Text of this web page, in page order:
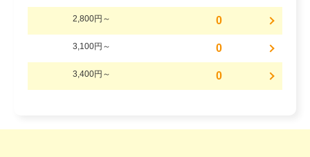
2,800円～ 0
3,100円～ 0
3,400円～ 0